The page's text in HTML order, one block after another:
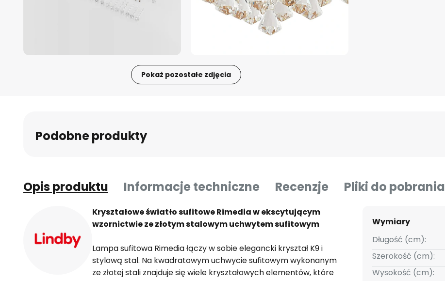
Pokaż pozostałe zdjęcia
Podobne produkty
Opis produktu Informacje techniczne Recenzje Pliki do pobrania
Kryształowe światło sufitowe Rimedia w ekscytującym
wzornictwie ze złotym stalowym uchwytem sufitowym
Lampa sufitowa Rimedia łączy w sobie elegancki kryształ K9 i
stylową stal. Na kwadratowym uchwycie sufitowym wykonanym
ze złotej stali znajduje się wiele kryształowych elementów, które
Wymiary
Długość (cm):
Szerokość (cm):
Wysokość (cm):